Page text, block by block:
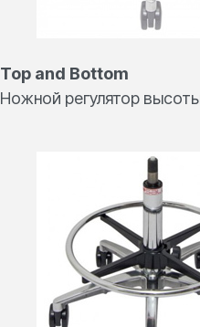
Top and Bottom
Ножной регулятор